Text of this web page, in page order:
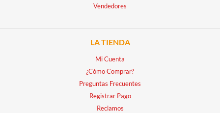
Vendedores
LA TIENDA
Mi Cuenta
¿Cómo Comprar?
Preguntas Frecuentes
Registrar Pago
Reclamos